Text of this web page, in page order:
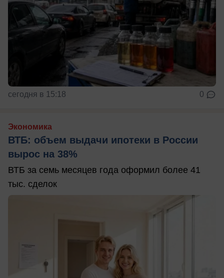
сегодня в 15:18 0
Экономика
ВТБ: объем выдачи ипотеки в России
вырос на 38%
ВТБ за семь месяцев года оформил более 41
тыс. сделок